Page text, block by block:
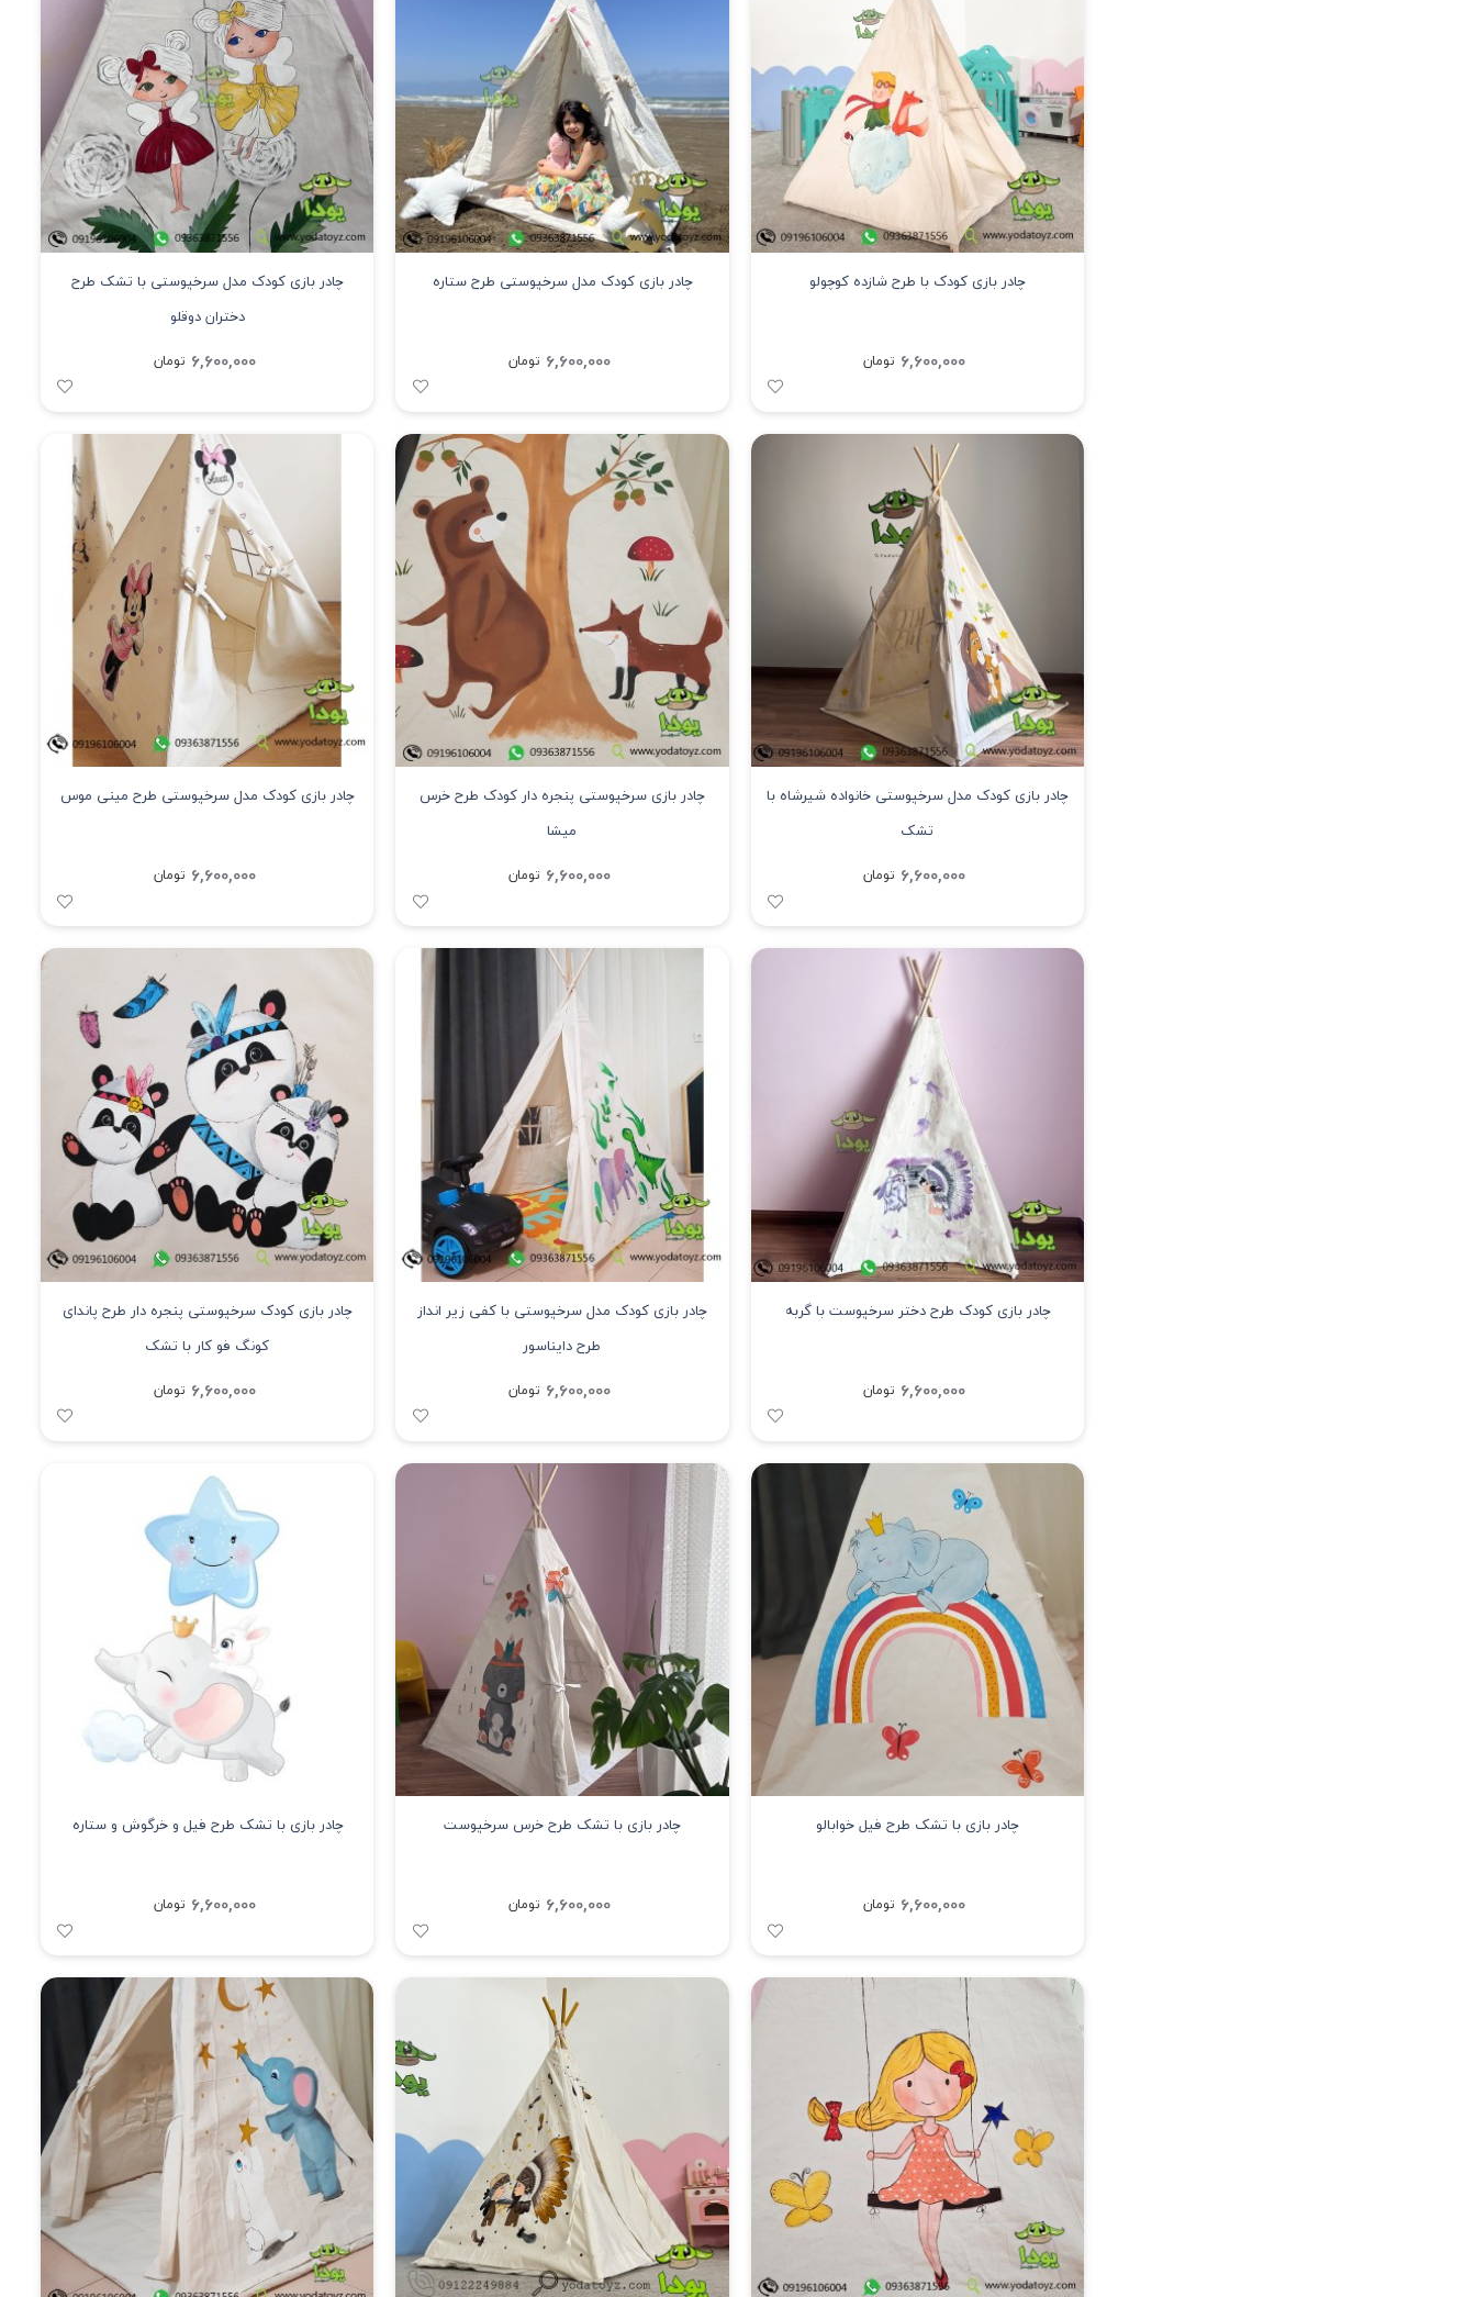
چادر بازی کودک با طرح شازده کوچولو
6,600,000 تومان
چادر بازی کودک مدل سرخپوستی طرح ستاره
6,600,000 تومان
چادر بازی کودک مدل سرخپوستی با تشک طرح
دختران دوقلو
6,600,000 تومان
چادر بازی کودک مدل سرخپوستی خانواده شیرشاه با
تشک
6,600,000 تومان
چادر بازی سرخپوستی پنجره دار کودک طرح خرس
میشا
6,600,000 تومان
چادر بازی کودک مدل سرخپوستی طرح مینی موس
6,600,000 تومان
چادر بازی کودک طرح دختر سرخپوست با گربه
6,600,000 تومان
چادر بازی کودک مدل سرخپوستی با کفی زیر انداز
طرح دایناسور
6,600,000 تومان
چادر بازی کودک سرخپوستی پنجره دار طرح پاندای
کونگ فو کار با تشک
6,600,000 تومان
چادر بازی با تشک طرح فیل خوابالو
6,600,000 تومان
چادر بازی با تشک طرح خرس سرخپوست
6,600,000 تومان
چادر بازی با تشک طرح فیل و خرگوش و ستاره
6,600,000 تومان